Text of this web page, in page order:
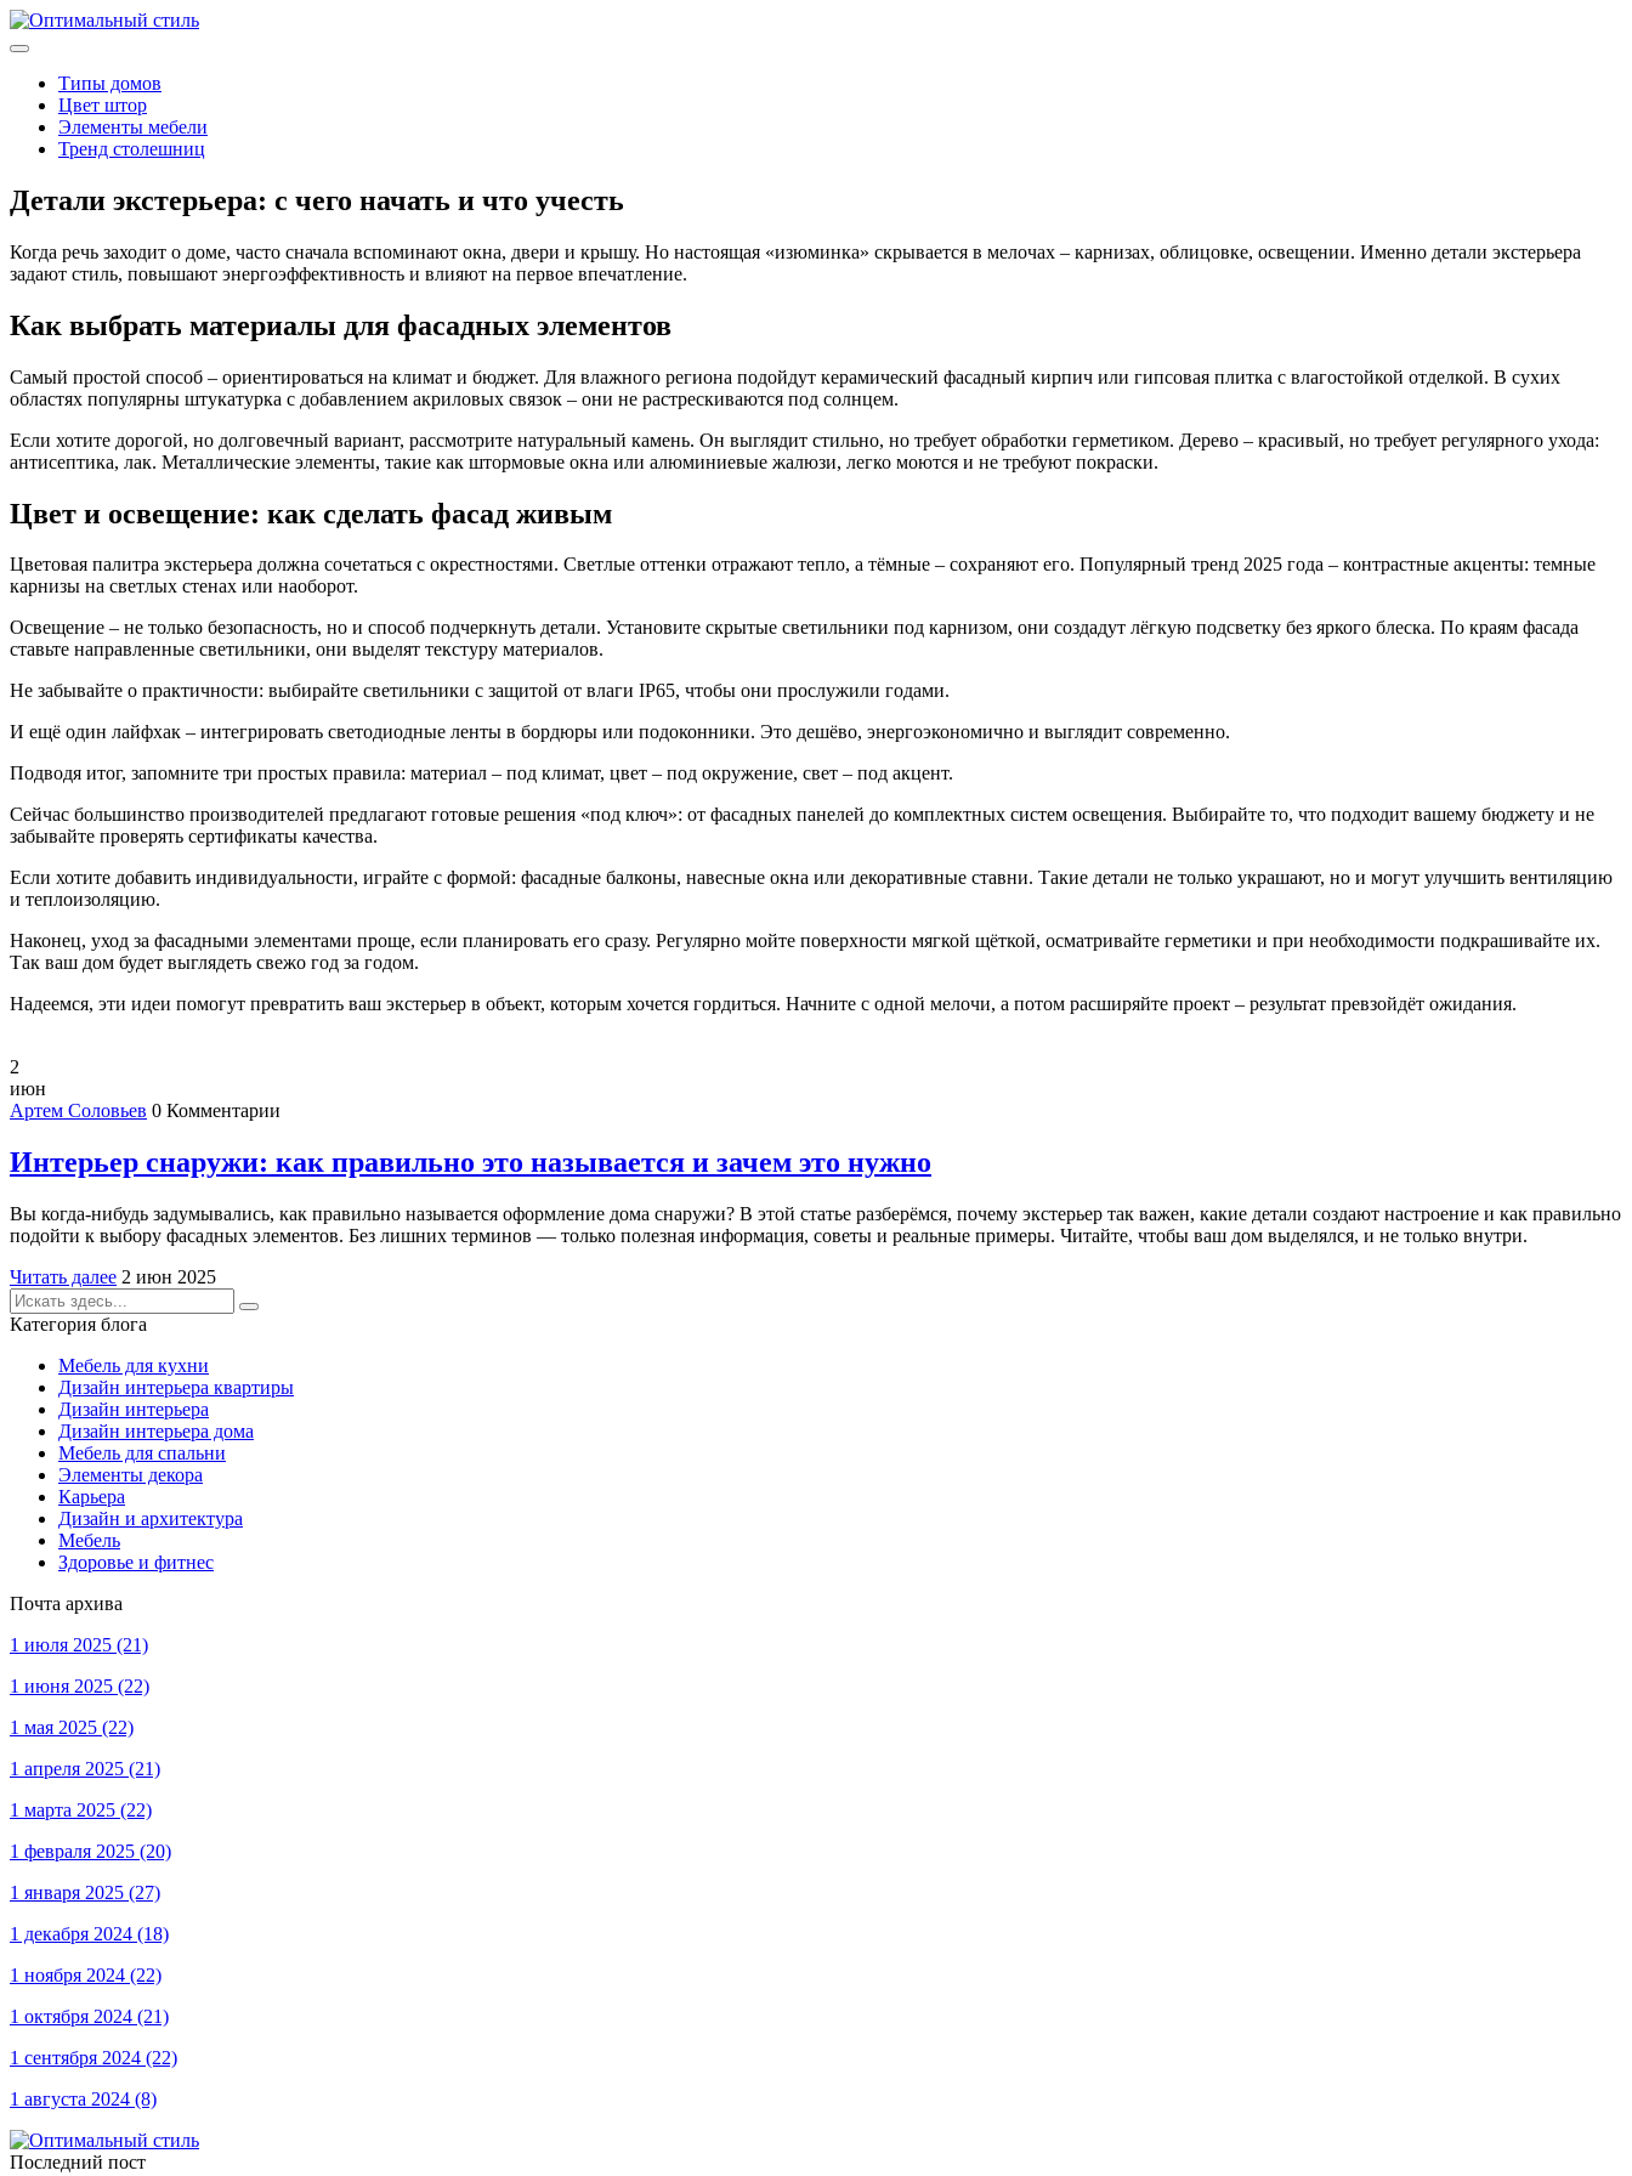
Типы домов
Цвет штор
Элементы мебели
Тренд столешниц
Детали экстерьера: с чего начать и что учесть
Когда речь заходит о доме, часто сначала вспоминают окна, двери и крышу. Но настоящая «изюминка» скрывается в мелочах – карнизах, облицовке, освещении. Именно детали экстерьера
задают стиль, повышают энергоэффективность и влияют на первое впечатление.
Как выбрать материалы для фасадных элементов
Самый простой способ – ориентироваться на климат и бюджет. Для влажного региона подойдут керамический фасадный кирпич или гипсовая плитка с влагостойкой отделкой. В сухих
областях популярны штукатурка с добавлением акриловых связок – они не растрескиваются под солнцем.
Если хотите дорогой, но долговечный вариант, рассмотрите натуральный камень. Он выглядит стильно, но требует обработки герметиком. Дерево – красивый, но требует регулярного ухода:
антисептика, лак. Металлические элементы, такие как штормовые окна или алюминиевые жалюзи, легко моются и не требуют покраски.
Цвет и освещение: как сделать фасад живым
Цветовая палитра экстерьера должна сочетаться с окрестностями. Светлые оттенки отражают тепло, а тёмные – сохраняют его. Популярный тренд 2025 года – контрастные акценты: темные
карнизы на светлых стенах или наоборот.
Освещение – не только безопасность, но и способ подчеркнуть детали. Установите скрытые светильники под карнизом, они создадут лёгкую подсветку без яркого блеска. По краям фасада
ставьте направленные светильники, они выделят текстуру материалов.
Не забывайте о практичности: выбирайте светильники с защитой от влаги IP65, чтобы они прослужили годами.
И ещё один лайфхак – интегрировать светодиодные ленты в бордюры или подоконники. Это дешёво, энергоэкономично и выглядит современно.
Подводя итог, запомните три простых правила: материал – под климат, цвет – под окружение, свет – под акцент.
Сейчас большинство производителей предлагают готовые решения «под ключ»: от фасадных панелей до комплектных систем освещения. Выбирайте то, что подходит вашему бюджету и не
забывайте проверять сертификаты качества.
Если хотите добавить индивидуальности, играйте с формой: фасадные балконы, навесные окна или декоративные ставни. Такие детали не только украшают, но и могут улучшить вентиляцию
и теплоизоляцию.
Наконец, уход за фасадными элементами проще, если планировать его сразу. Регулярно мойте поверхности мягкой щёткой, осматривайте герметики и при необходимости подкрашивайте их.
Так ваш дом будет выглядеть свежо год за годом.
Надеемся, эти идеи помогут превратить ваш экстерьер в объект, которым хочется гордиться. Начните с одной мелочи, а потом расширяйте проект – результат превзойдёт ожидания.
2
июн
Артем Соловьев 0 Комментарии
Интерьер снаружи: как правильно это называется и зачем это нужно
Вы когда-нибудь задумывались, как правильно называется оформление дома снаружи? В этой статье разберёмся, почему экстерьер так важен, какие детали создают настроение и как правильно
подойти к выбору фасадных элементов. Без лишних терминов — только полезная информация, советы и реальные примеры. Читайте, чтобы ваш дом выделялся, и не только внутри.
Читать далее 2 июн 2025
Категория блога
Мебель для кухни
Дизайн интерьера квартиры
Дизайн интерьера
Дизайн интерьера дома
Мебель для спальни
Элементы декора
Карьера
Дизайн и архитектура
Мебель
Здоровье и фитнес
Почта архива
1 июля 2025 (21)
1 июня 2025 (22)
1 мая 2025 (22)
1 апреля 2025 (21)
1 марта 2025 (22)
1 февраля 2025 (20)
1 января 2025 (27)
1 декабря 2024 (18)
1 ноября 2024 (22)
1 октября 2024 (21)
1 сентября 2024 (22)
1 августа 2024 (8)
Последний пост